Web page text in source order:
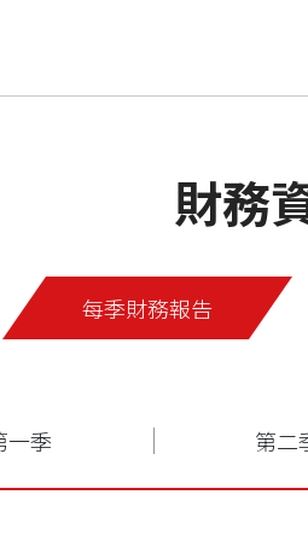
財務
每季財務報告
一季 第二